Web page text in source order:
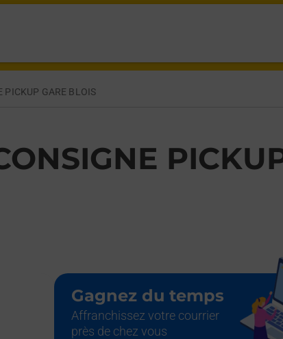
PICKUP GARE BLOIS
Gagnez du temps
Affranchissez votre courrier
près de chez vous
DUPUIS BLOIS,